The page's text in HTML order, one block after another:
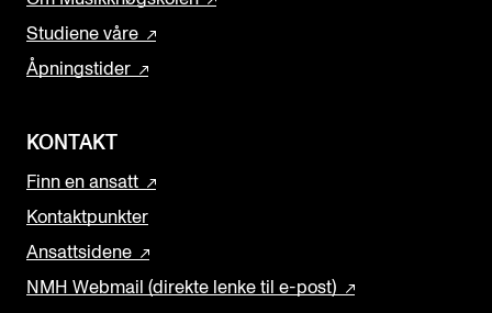
Studiene våre
Åpningstider
KONTAKT
Finn en ansatt
Kontaktpunkter
Ansattsidene
NMH Webmail (direkte lenke til e-post)